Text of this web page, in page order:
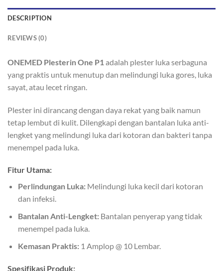
DESCRIPTION
REVIEWS (0)
ONEMED Plesterin One P1 adalah plester luka serbaguna
yang praktis untuk menutup dan melindungi luka gores, luka
sayat, atau lecet ringan.
Plester ini dirancang dengan daya rekat yang baik namun
tetap lembut di kulit. Dilengkapi dengan bantalan luka anti-
lengket yang melindungi luka dari kotoran dan bakteri tanpa
menempel pada luka.
Fitur Utama:
Perlindungan Luka:Melindungi luka kecil dari kotoran
dan infeksi.
Bantalan Anti-Lengket:Bantalan penyerap yang tidak
menempel pada luka.
Kemasan Praktis:1 Amplop @ 10 Lembar.
Spesifikasi Produk: